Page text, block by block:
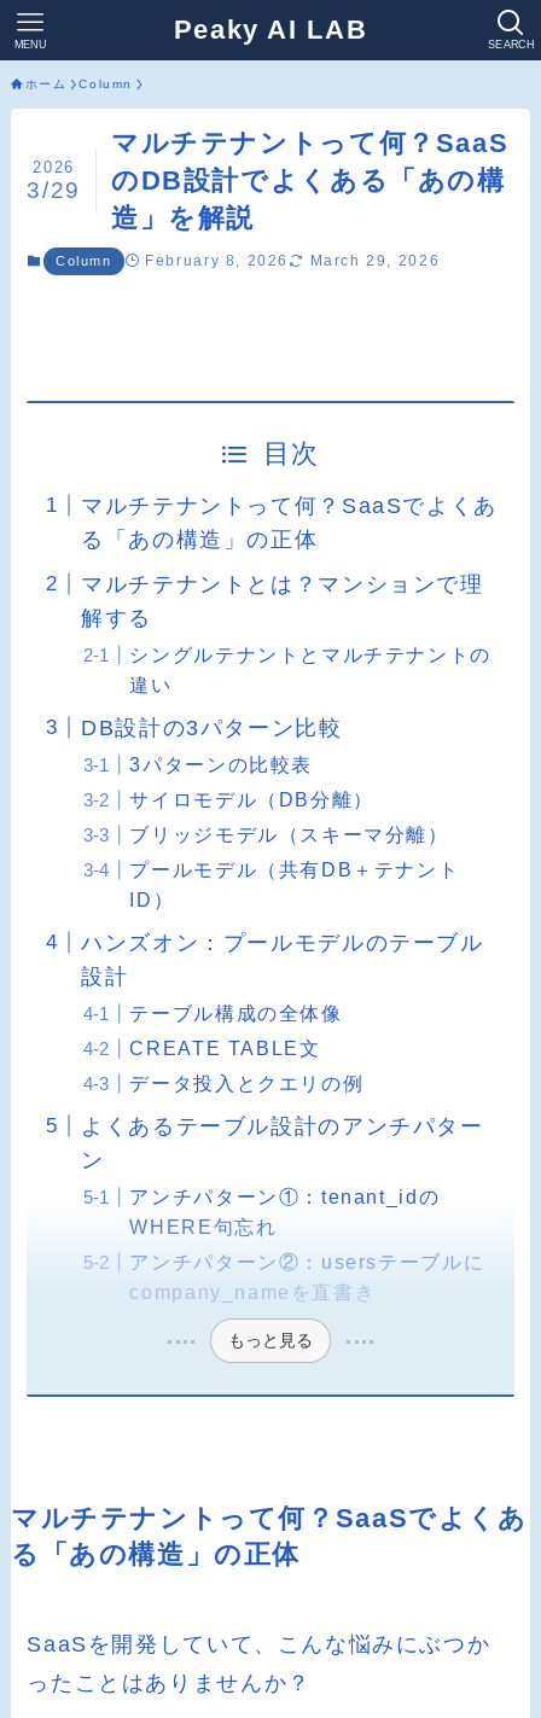
Peaky AI LAB SEARCH
MENU
ホーム Column
マルチテナントって何？SaaS
のDB設計でよくある「あの構
造」を解説
2026
3/29
Column February 8, 2026 March 29, 2026
目次
マルチテナントって何？SaaSでよくあ
る「あの構造」の正体
マルチテナントとは？マンションで理
解する
シングルテナントとマルチテナントの
違い
DB設計の3パターン比較
3パターンの比較表
サイロモデル（DB分離）
ブリッジモデル（スキーマ分離）
プールモデル（共有DB＋テナント
ID）
ハンズオン：プールモデルのテーブル
設計
テーブル構成の全体像
CREATE TABLE文
データ投入とクエリの例
よくあるテーブル設計のアンチパター
ン
アンチパターン①：tenant_idの
WHERE句忘れ
アンチパターン②：usersテーブルに
company_nameを直書き
もっと見る
マルチテナントって何？SaaSでよくあ
る「あの構造」の正体
SaaSを開発していて、こんな悩みにぶつか
ったことはありませんか？